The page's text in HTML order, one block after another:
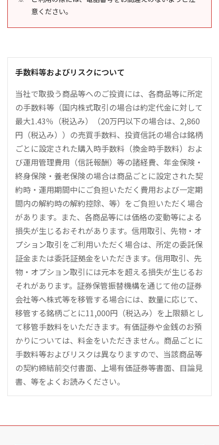
意ください。
手数料等およびリスクについて
当社で取扱う商品等へのご投資には、各商品等に所定
の手数料等（国内株式取引の場合は約定代金に対して
最大1.43％（税込み）（20万円以下の場合は、2,860
円（税込み））の売買手数料、投資信託の場合は銘柄
ごとに設定された購入時手数料（換金時手数料）およ
び運用管理費用（信託報酬）等の諸経費、年金保険・
終身保険・養老保険の場合は商品ごとに設定された契
約時・運用期間中にご負担いただく費用および一定期
間内の解約時の解約控除、等）をご負担いただく場合
があります。また、各商品等には価格の変動等による
損失が生じるおそれがあります。信用取引、先物・オ
プション取引をご利用いただく場合は、所定の委託保
証金または委託証拠金をいただきます。信用取引、先
物・オプション取引には元本を超える損失が生じるお
それがあります。証券保管振替機構を通じて他の証券
会社等へ株式等を移管する場合には、数量に応じて、
移管する銘柄ごとに11,000円（税込み）を上限額とし
て移管手数料をいただきます。有価証券や金銭のお預
かりについては、料金をいただきません。商品ごとに
手数料等およびリスクは異なりますので、当該商品等
の契約締結前交付書面、上場有価証券等書面、目論見
書、等をよくお読みください。
こ